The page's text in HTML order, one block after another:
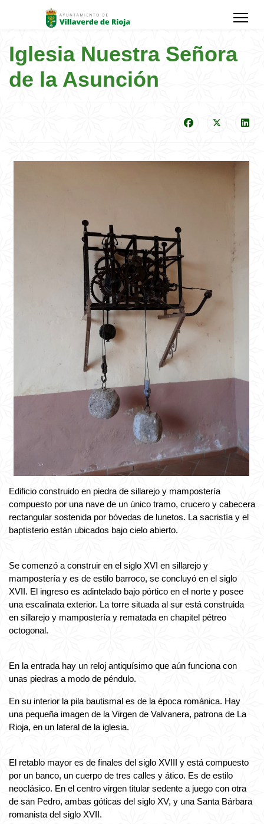
Iglesia Nuestra Señora
de la Asunción
Edificio construido en piedra de sillarejo y mampostería
compuesto por una nave de un único tramo, crucero y cabecera
rectangular sostenida por bóvedas de lunetos. La sacristía y el
baptisterio están ubicados bajo cielo abierto.
Se comenzó a construir en el siglo XVI en sillarejo y
mampostería y es de estilo barroco, se concluyó en el siglo
XVII. El ingreso es adintelado bajo pórtico en el norte y posee
una escalinata exterior. La torre situada al sur está construida
en sillarejo y mampostería y rematada en chapitel pétreo
octogonal.
En la entrada hay un reloj antiquísimo que aún funciona con
unas piedras a modo de péndulo.
En su interior la pila bautismal es de la época románica. Hay
una pequeña imagen de la Virgen de Valvanera, patrona de La
Rioja, en un lateral de la iglesia.
El retablo mayor es de finales del siglo XVIII y está compuesto
por un banco, un cuerpo de tres calles y ático. Es de estilo
neoclásico. En el centro virgen titular sedente a juego con otra
de san Pedro, ambas góticas del siglo XV, y una Santa Bárbara
romanista del siglo XVII.